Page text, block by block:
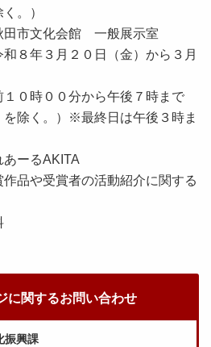
。）
田市文化会館 一般展示室
０日（金）から３月
分から午後７時まで
を除く。）※最終日は午後３時ま
品や受賞者の活動紹介に関する
に関するお問い合わせ
振興課